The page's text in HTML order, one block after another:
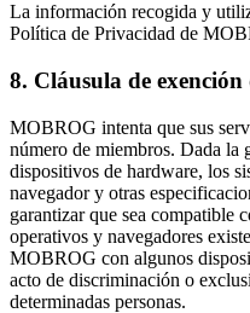
La información recogida y
Política de Privacidad de
8. Cláusula de
MOBROG intenta que sus
número de miembros. Dada la
dispositivos de hardware, los
navegador y otras
garantizar que sea compatible
operativos y navegadores
MOBROG con algunos
acto de discriminación o
determinadas personas.